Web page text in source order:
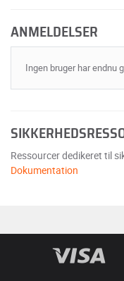
ANMELDELSER
Ingen bruger har endnu
Ressourcer dedikeret til
Dokumentation